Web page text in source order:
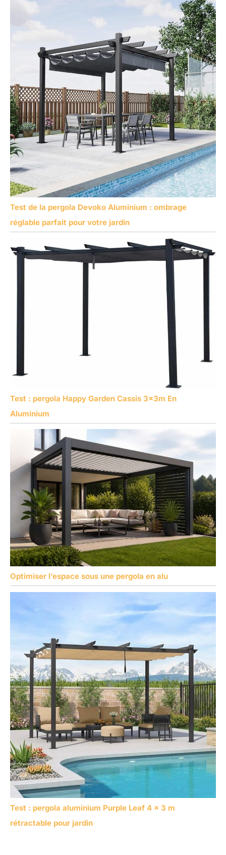
Test de la pergola Devoko Aluminium : ombrage
réglable parfait pour votre jardin
Test : pergola Happy Garden Cassis 3x3m En
Aluminium
Optimiser l’espace sous une pergola en alu
Test : pergola aluminium Purple Leaf 4 x 3 m
rétractable pour jardin